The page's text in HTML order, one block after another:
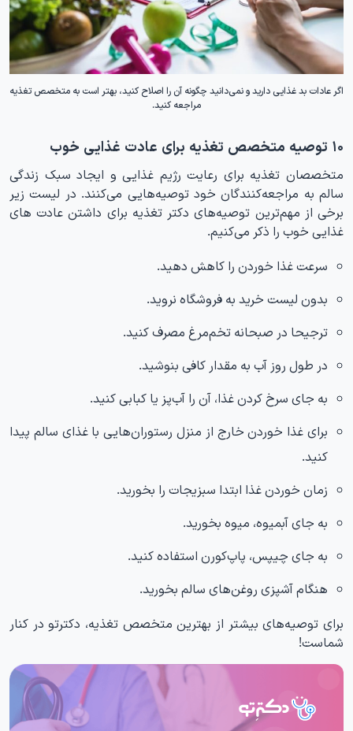
اگر عادات بد غذایی دارید و نمی‌دانید چگونه آن را اصلاح کنید، بهتر است به متخصص تغذیه
مراجعه کنید.
۱۰ توصیه متخصص تغذیه برای عادت غذایی خوب
متخصصان تغذیه برای رعایت رژیم غذایی و ایجاد سبک زندگی
سالم به مراجعه‌کنندگان خود توصیه‌هایی می‌کنند. در لیست زیر
برخی از مهم‌ترین توصیه‌های دکتر تغذیه برای داشتن عادت های
غذایی خوب را ذکر می‌کنیم.
سرعت غذا خوردن را کاهش دهید.
بدون لیست خرید به فروشگاه نروید.
ترجیحا در صبحانه تخم‌مرغ مصرف کنید.
در طول روز آب به مقدار کافی بنوشید.
به جای سرخ کردن غذا، آن را آب‌پز یا کبابی کنید.
برای غذا خوردن خارج از منزل رستوران‌هایی با غذای سالم پیدا
کنید.
زمان خوردن غذا ابتدا سبزیجات را بخورید.
به جای آبمیوه، میوه بخورید.
به جای چیپس، پاپ‌کورن استفاده کنید.
هنگام آشپزی روغن‌های سالم بخورید.
برای توصیه‌های بیشتر از بهترین متخصص تغذیه، دکترتو در کنار
شماست!